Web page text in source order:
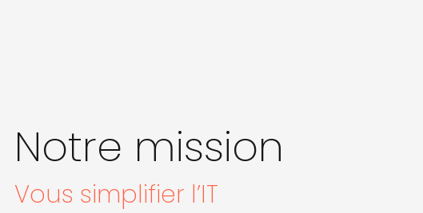
Notre mission
Vous simplifier l’IT